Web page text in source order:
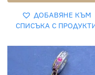
ДОБАВЯНЕ КЪМ
СПИСЪКА С